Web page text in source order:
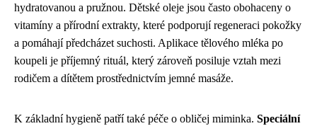
hydratovanou a pružnou. Dětské oleje jsou často obohaceny o
vitamíny a přírodní extrakty, které podporují regeneraci pokožky
a pomáhají předcházet suchosti. Aplikace tělového mléka po
koupeli je příjemný rituál, který zároveň posiluje vztah mezi
rodičem a dítětem prostřednictvím jemné masáže.
K základní hygieně patří také péče o obličej miminka. Speciální